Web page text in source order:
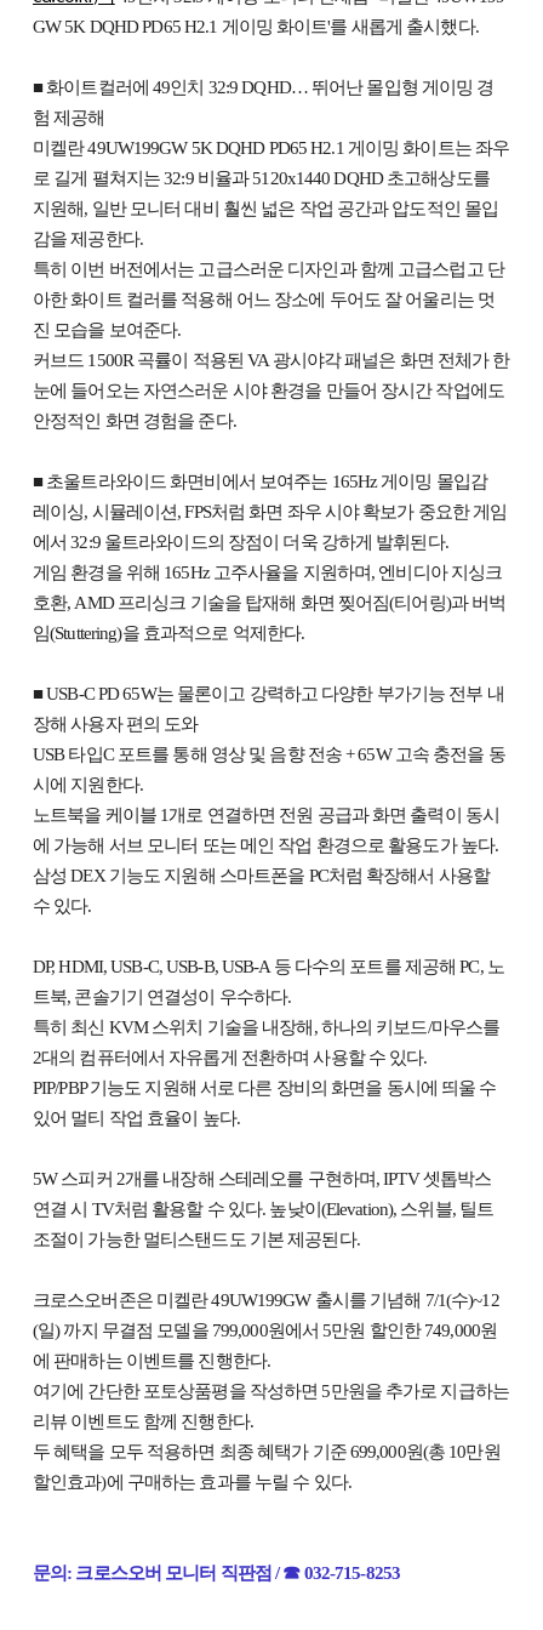
GW 5K DQHD PD65 H2.1 게이밍 화이트'를 새롭게 출시했다.
■ 화이트컬러에 49인치 32:9 DQHD… 뛰어난 몰입형 게이밍 경
험 제공해
미켈란 49UW199GW 5K DQHD PD65 H2.1 게이밍 화이트는 좌우
로 길게 펼쳐지는 32:9 비율과 5120x1440 DQHD 초고해상도를
지원해, 일반 모니터 대비 훨씬 넓은 작업 공간과 압도적인 몰입
감을 제공한다.
특히 이번 버전에서는 고급스러운 디자인과 함께 고급스럽고 단
아한 화이트 컬러를 적용해 어느 장소에 두어도 잘 어울리는 멋
진 모습을 보여준다.
커브드 1500R 곡률이 적용된 VA 광시야각 패널은 화면 전체가 한
눈에 들어오는 자연스러운 시야 환경을 만들어 장시간 작업에도
안정적인 화면 경험을 준다.
■ 초울트라와이드 화면비에서 보여주는 165Hz 게이밍 몰입감
레이싱, 시뮬레이션, FPS처럼 화면 좌우 시야 확보가 중요한 게임
에서 32:9 울트라와이드의 장점이 더욱 강하게 발휘된다.
게임 환경을 위해 165Hz 고주사율을 지원하며, 엔비디아 지싱크
호환, AMD 프리싱크 기술을 탑재해 화면 찢어짐(티어링)과 버벅
임(Stuttering)을 효과적으로 억제한다.
■ USB-C PD 65W는 물론이고 강력하고 다양한 부가기능 전부 내
장해 사용자 편의 도와
USB 타입C 포트를 통해 영상 및 음향 전송 + 65W 고속 충전을 동
시에 지원한다.
노트북을 케이블 1개로 연결하면 전원 공급과 화면 출력이 동시
에 가능해 서브 모니터 또는 메인 작업 환경으로 활용도가 높다.
삼성 DEX 기능도 지원해 스마트폰을 PC처럼 확장해서 사용할
수 있다.
DP, HDMI, USB-C, USB-B, USB-A 등 다수의 포트를 제공해 PC, 노
트북, 콘솔기기 연결성이 우수하다.
특히 최신 KVM 스위치 기술을 내장해, 하나의 키보드/마우스를
2대의 컴퓨터에서 자유롭게 전환하며 사용할 수 있다.
PIP/PBP 기능도 지원해 서로 다른 장비의 화면을 동시에 띄울 수
있어 멀티 작업 효율이 높다.
5W 스피커 2개를 내장해 스테레오를 구현하며, IPTV 셋톱박스
연결 시 TV처럼 활용할 수 있다. 높낮이(Elevation), 스위블, 틸트
조절이 가능한 멀티스탠드도 기본 제공된다.
크로스오버존은 미켈란 49UW199GW 출시를 기념해 7/1(수)~12
(일) 까지 무결점 모델을 799,000원에서 5만원 할인한 749,000원
에 판매하는 이벤트를 진행한다.
여기에 간단한 포토상품평을 작성하면 5만원을 추가로 지급하는
리뷰 이벤트도 함께 진행한다.
두 혜택을 모두 적용하면 최종 혜택가 기준 699,000원(총 10만원
할인효과)에 구매하는 효과를 누릴 수 있다.
문의: 크로스오버 모니터 직판점 / ☎ 032-715-8253